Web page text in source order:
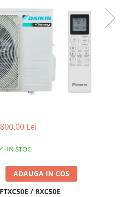
Lei
IN STOC
ADAUGA IN COS
FTXC50E / RXC50E